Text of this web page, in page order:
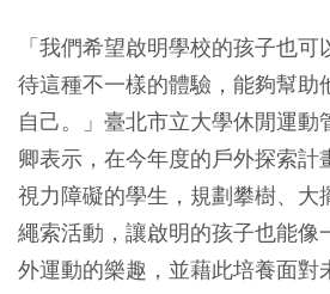
「我們希望啟明學校的孩子也
待這種不一樣的體驗，能夠幫助
自己。」臺北市立大學休閒運動
卿表示，在今年度的戶外探索計
視力障礙的學生，規劃攀樹、大
繩索活動，讓啟明的孩子也能像
外運動的樂趣，並藉此培養面對